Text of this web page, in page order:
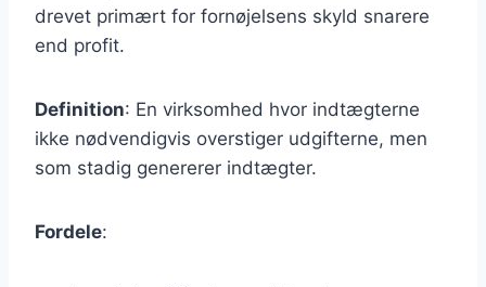
drevet primært for fornøjelsens skyld snarere
end profit.
Definition: En virksomhed hvor indtægterne
ikke nødvendigvis overstiger udgifterne, men
som stadig genererer indtægter.
Fordele: